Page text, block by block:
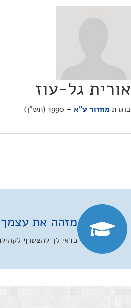
אורית גל-עוז
בוגרתמחזור ע"א – 1990 (תש"ן)
מזהה את
כדאי לך להצטרף